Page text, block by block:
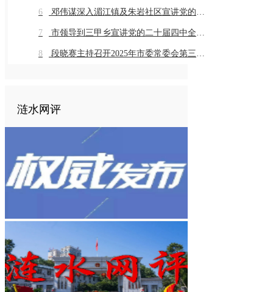
6 邓伟谋深入湄江镇及朱岩社区宣讲党的二十届四中全会精神
7 市领导到三甲乡宣讲党的二十届四中全会精神
8 段晓赛主持召开2025年市委常委会第三十一次会议
涟水网评